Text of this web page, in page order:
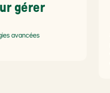
gérer
avancées